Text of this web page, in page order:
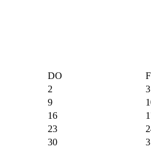
DO
2 3
9
16
23
30